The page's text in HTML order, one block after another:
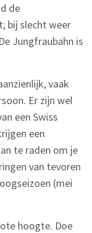
de
bij slecht weer
Jungfraubahn is
vaak
Er zijn wel
een Swiss
een
te raden om je
van tevoren
(mei
hoogte. Doe